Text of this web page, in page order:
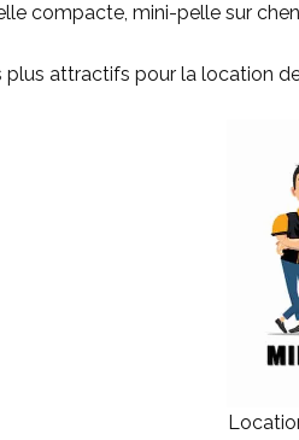
compacte, mini-pelle sur
plus attractifs pour la location